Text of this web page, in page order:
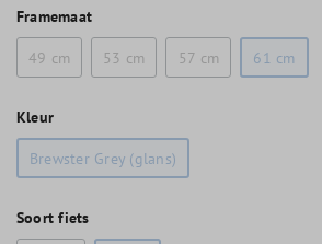
Framemaat
49 cm
53 cm 57 cm 61 cm
Kleur
Brewster Grey (glans)
Soort fiets